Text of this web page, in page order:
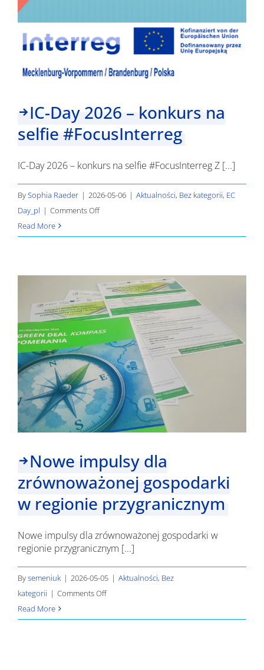
IC-Day 2026 – konkurs na
selfie #FocusInterreg
IC-Day 2026 – konkurs na selfie #FocusInterreg Z [...]
BySophia Raeder | 2026-05-06 | Aktualności, Bez kategorii, EC
Day_pl | Comments Offon
Day
konkurs
na
selfie
#FocusInterreg
Read More
Nowe impulsy dla
zrównoważonej gospodarki
w regionie przygranicznym
Nowe impulsy dla zrównoważonej gospodarki w
regionie przygranicznym [...]
Bysemeniuk | 2026-05-05 | Aktualności, Bez
kategorii | Comments Offon
impulsy
Read More